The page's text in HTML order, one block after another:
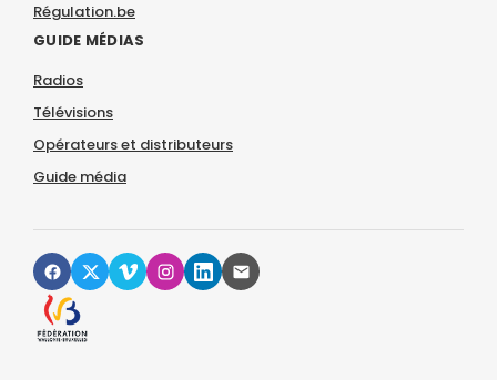
Régulation.be
GUIDE MÉDIAS
Radios
Télévisions
Opérateurs et distributeurs
Guide média